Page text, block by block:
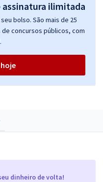
dinheiro de volta!
bolso. São mais de 25
concursos públicos, com